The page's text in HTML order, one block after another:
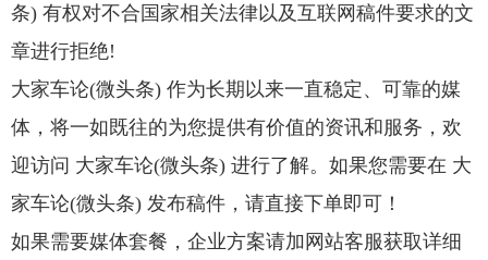
条) 有权对不合国家相关法律以及互联网稿件要求的文
章进行拒绝!
大家车论(微头条) 作为长期以来一直稳定、可靠的媒
体，将一如既往的为您提供有价值的资讯和服务，欢
迎访问 大家车论(微头条) 进行了解。如果您需要在 大
家车论(微头条) 发布稿件，请直接下单即可！
如果需要媒体套餐，企业方案请加网站客服获取详细